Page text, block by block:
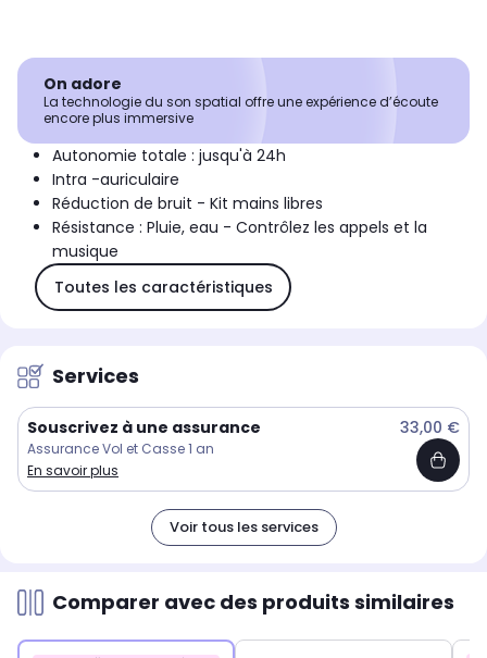
On adore
La technologie du son spatial offre une expérience d’écoute
encore plus immersive
Autonomie totale : jusqu'à 24h
Intra -auriculaire
Réduction de bruit - Kit mains libres
Résistance : Pluie, eau - Contrôlez les appels et la
musique
Toutes les caractéristiques
Services
Souscrivez à une assurance 33,00 €
Assurance Vol et Casse 1 an
En savoir plus
Voir tous les services
Comparer avec des produits similaires